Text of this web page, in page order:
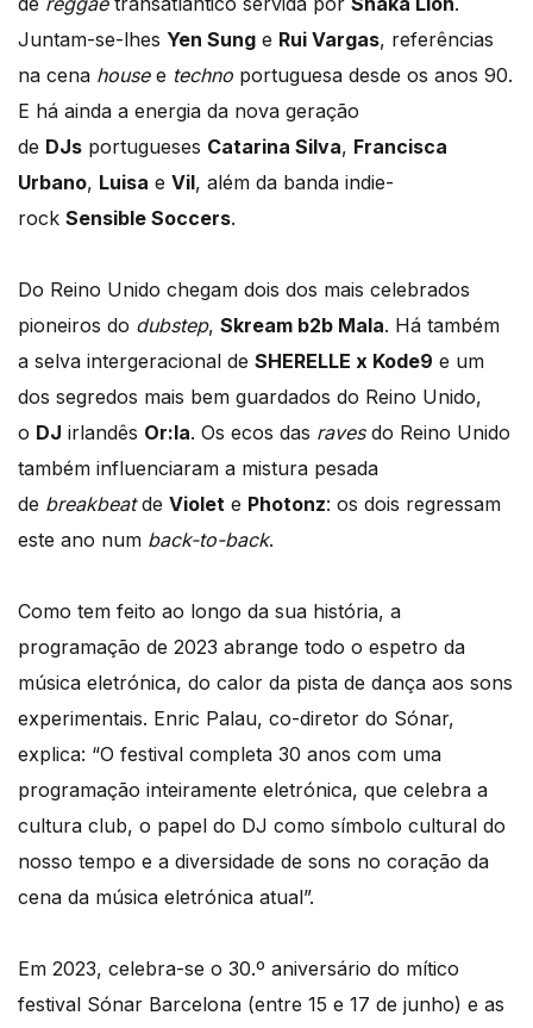
Juntam-se-lhes Yen Sung e Rui Vargas, referências
na cena housee techno portuguesa desde os anos 90.
E há ainda a energia da nova geração
de DJs portugueses Catarina Silva, Francisca
Urbano, Luisa e Vil, além da banda indie-
rock Sensible Soccers.
Do Reino Unido chegam dois dos mais celebrados
pioneiros do dubstep, Skream b2b Mala. Há também
a selva intergeracional de SHERELLE x Kode9 e um
dos segredos mais bem guardados do Reino Unido,
o DJ irlandês Or:la. Os ecos das ravesdo Reino Unido
também influenciaram a mistura pesada
de breakbeatde Violet e Photonz: os dois regressam
este ano num back-to-back.
Como tem feito ao longo da sua história, a
programação de 2023 abrange todo o espetro da
música eletrónica, do calor da pista de dança aos sons
experimentais. Enric Palau, co-diretor do Sónar,
explica: “O festival completa 30 anos com uma
programação inteiramente eletrónica, que celebra a
cultura club, o papel do DJ como símbolo cultural do
nosso tempo e a diversidade de sons no coração da
cena da música eletrónica atual”.
Em 2023, celebra-se o 30.º aniversário do mítico
festival Sónar Barcelona (entre 15 e 17 de junho) e as